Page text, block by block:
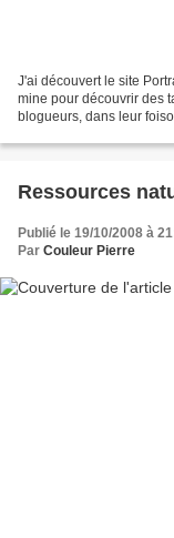
J'ai découvert le site
mine pour découvrir des
blogueurs, dans leur
Ressources
Publié le 19/10/2008 à
Par Couleur Pierre